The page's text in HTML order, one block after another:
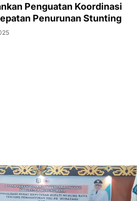
Penguatan Koordinasi
Penurunan Stunting